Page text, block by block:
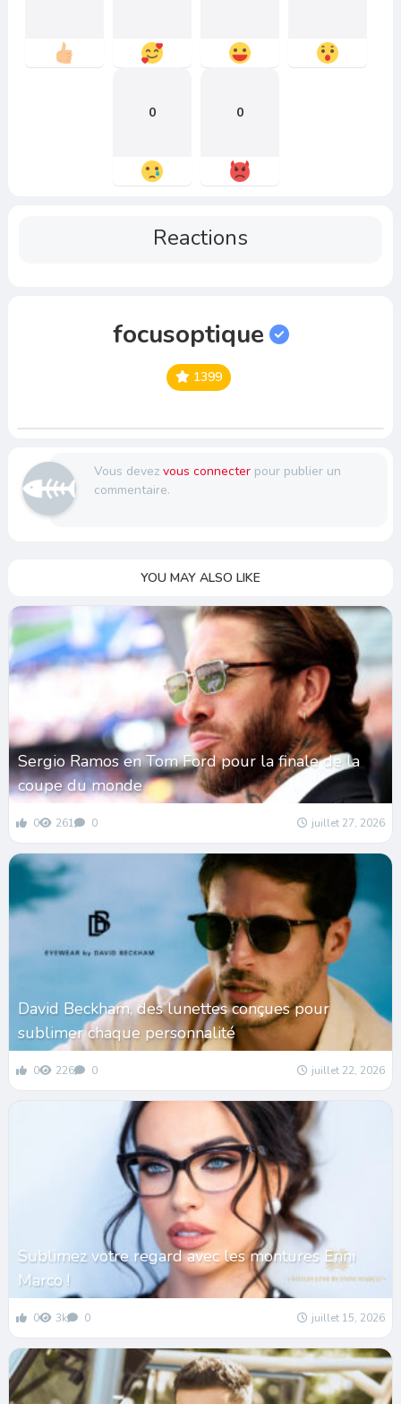
0 0
Reactions
focusoptique
1399
Vous devez vous connecterpour publier un
commentaire.
YOU MAY ALSO LIKE
Sergio Ramos en Tom Ford pour la finale de la
coupe du monde
0 261 0 juillet 27, 2026
David Beckham, des lunettes conçues pour
sublimer chaque personnalité
0 226 0 juillet 22, 2026
Sublimez votre regard avec les montures Enni
Marco !
0 3k 0 juillet 15, 2026